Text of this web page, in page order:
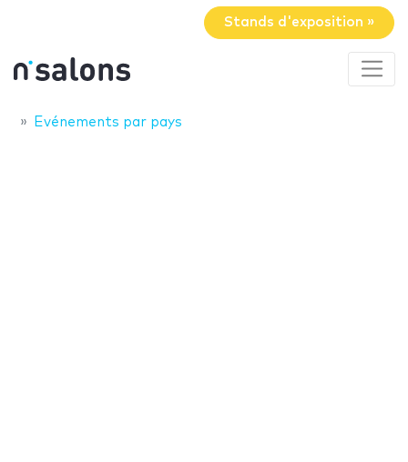
Stands d'exposition »
Evénements par pays